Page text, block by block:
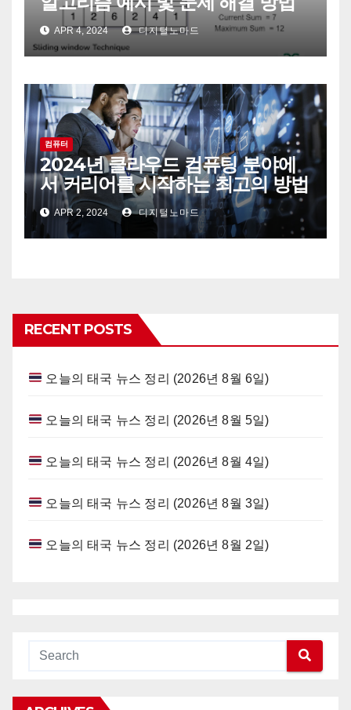
APR 4, 2024 디지털노마드
컴퓨터
2024년 클라우드 컴퓨팅 분야에
서 커리어를 시작하는 최고의 방법
APR 2, 2024 디지털노마드
RECENT POSTS
오늘의 태국 뉴스 정리 (2026년 8월 6일)
오늘의 태국 뉴스 정리 (2026년 8월 5일)
오늘의 태국 뉴스 정리 (2026년 8월 4일)
오늘의 태국 뉴스 정리 (2026년 8월 3일)
오늘의 태국 뉴스 정리 (2026년 8월 2일)